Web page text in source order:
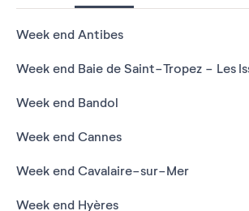
Week end Antibes
Week end Baie de Saint-Tropez - Les
Week end Bandol
Week end Cannes
Week end Cavalaire-sur-Mer
Week end Hyères